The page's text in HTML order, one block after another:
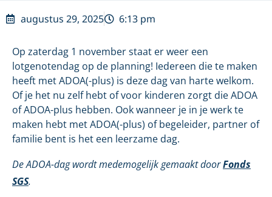
augustus 29, 2025 6:13 pm
Op zaterdag 1 november staat er weer een
lotgenotendag op de planning! Iedereen die te maken
heeft met ADOA(-plus) is deze dag van harte welkom.
Of je het nu zelf hebt of voor kinderen zorgt die ADOA
of ADOA-plus hebben. Ook wanneer je in je werk te
maken hebt met ADOA(-plus) of begeleider, partner of
familie bent is het een leerzame dag.
De ADOA-dag wordt medemogelijk gemaakt doorFonds
SGS.